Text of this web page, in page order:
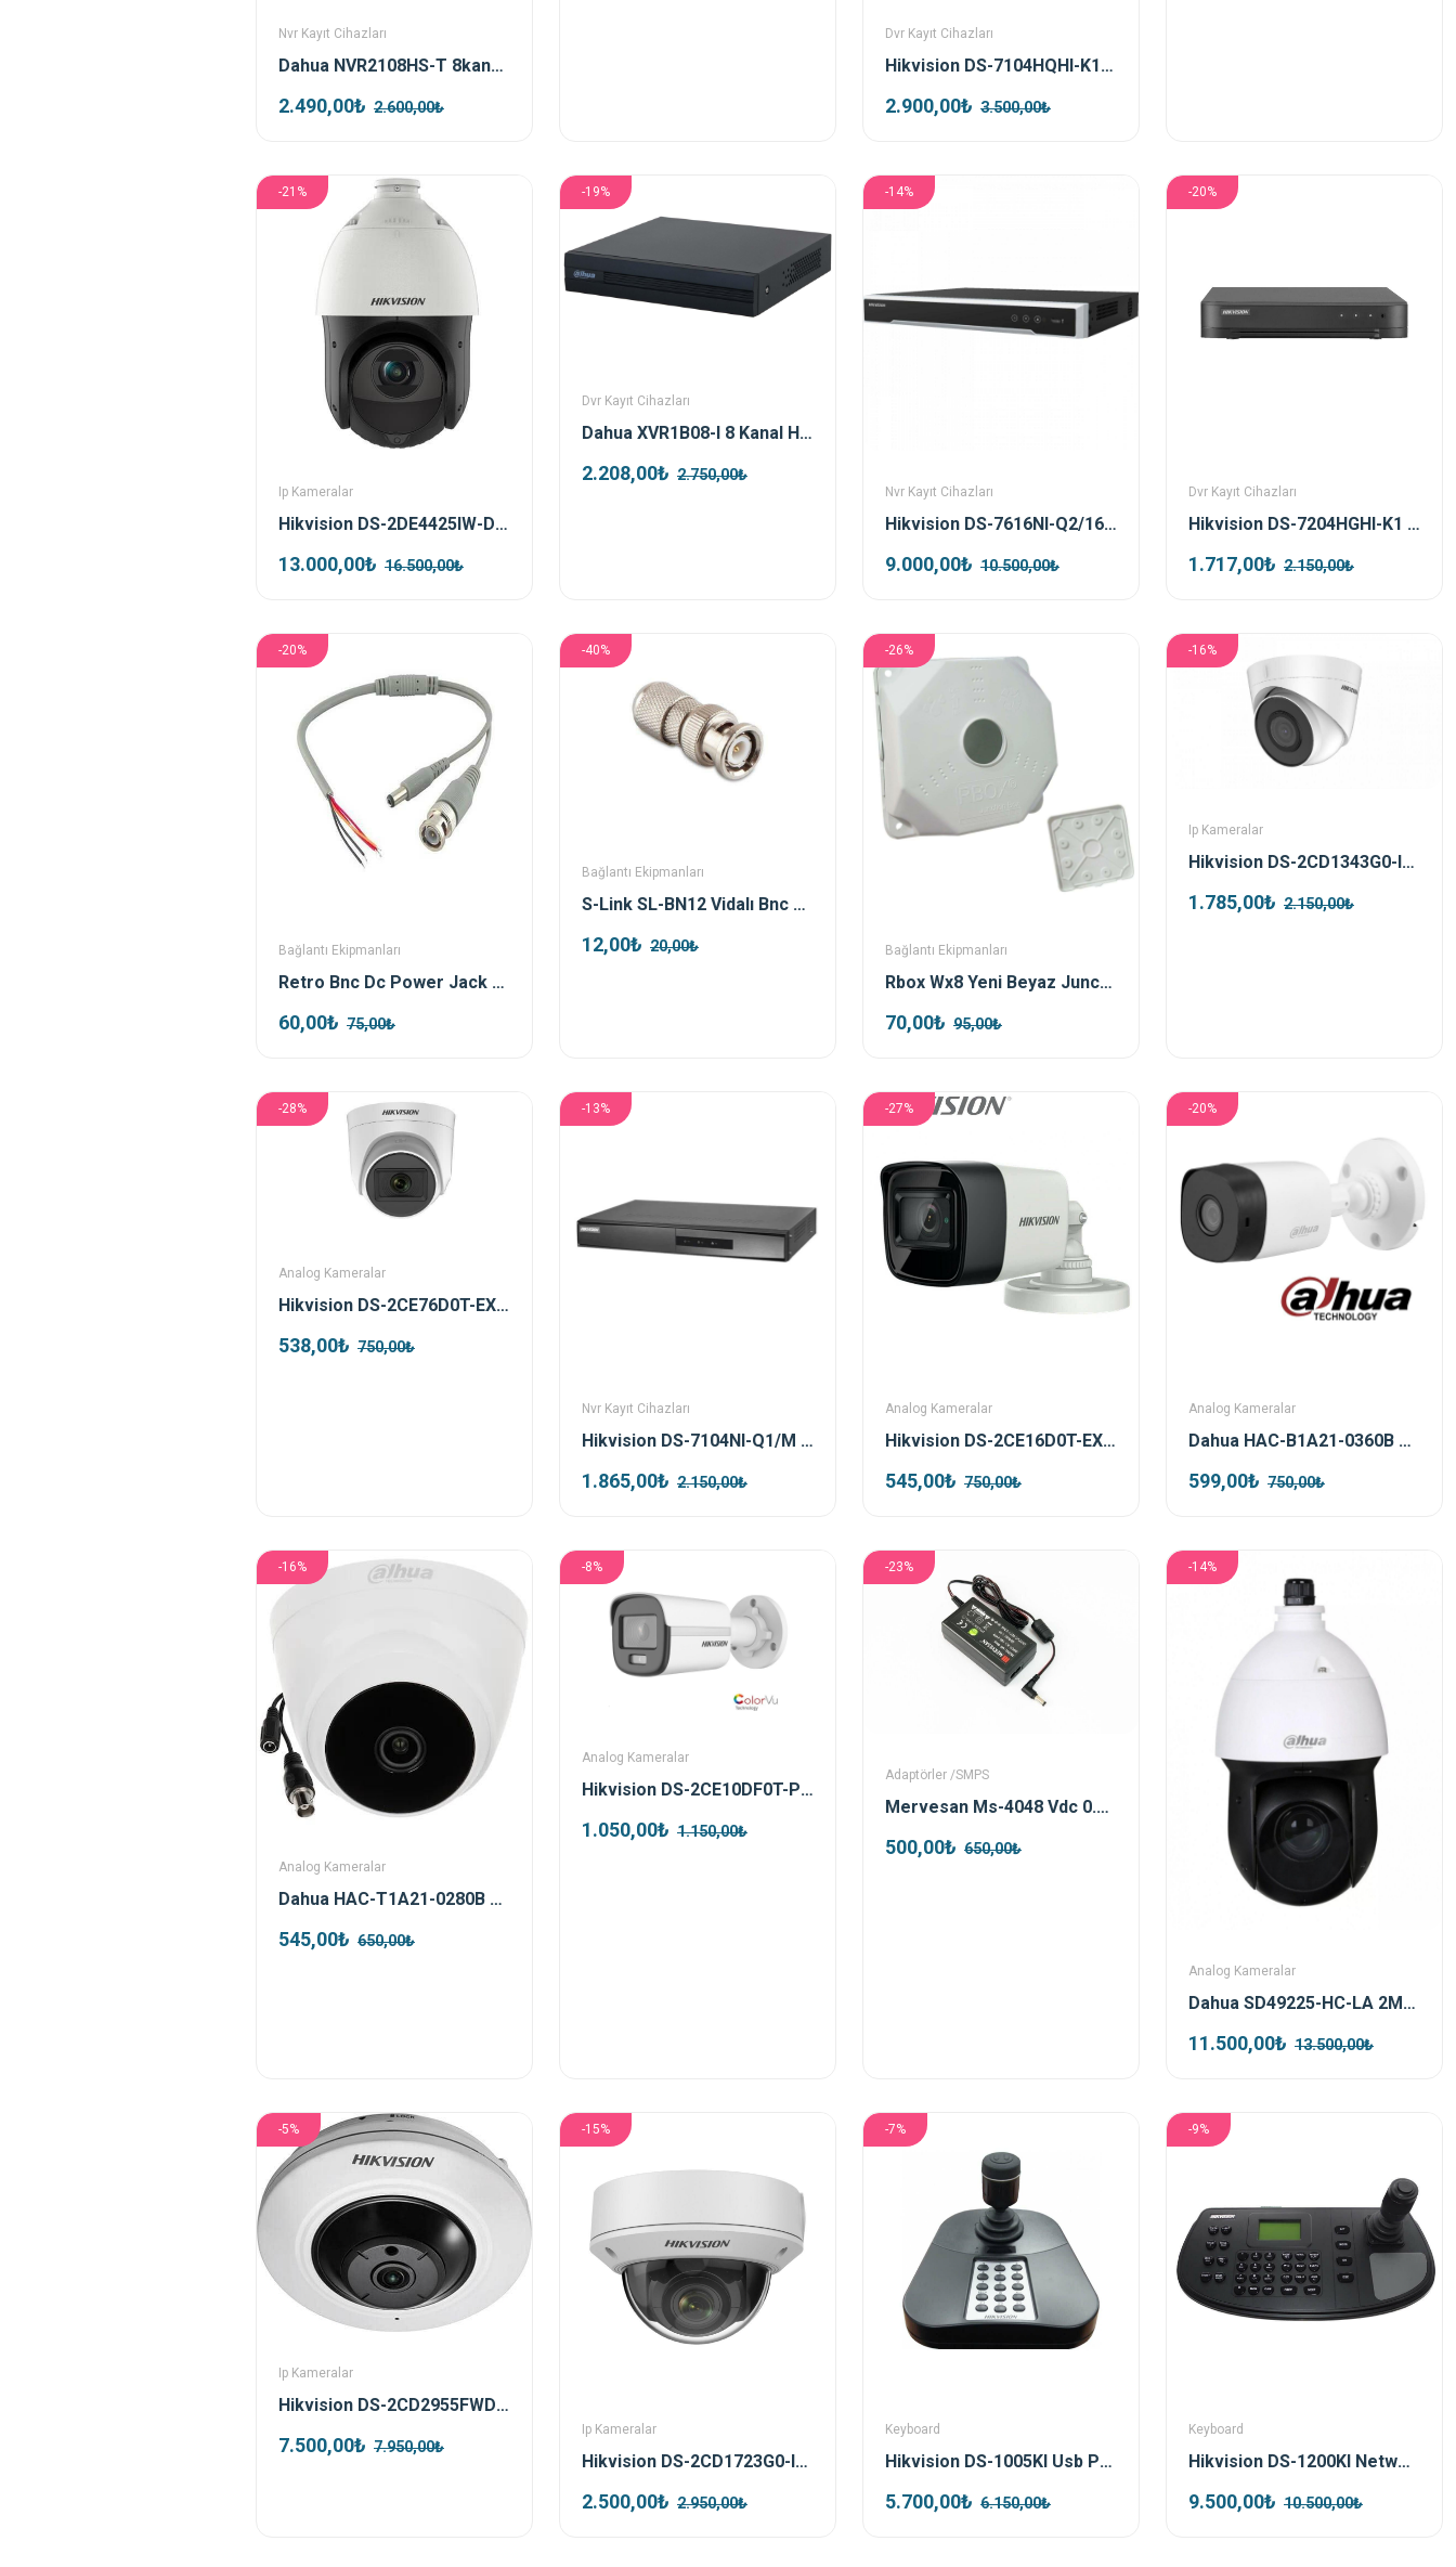
Nvr Kayıt Cihazları
Dahua NVR2108HS-T 8kanal Nvr Kayıt Cihazı
2.490,00₺ 2.600,00₺
Dvr Kayıt Cihazları
Hikvision DS-7104HQHI-K1 4 Port Hybrid Dvr Kayıt Cihazı
2.900,00₺ 3.500,00₺
-21%
Ip Kameralar
Hikvision DS-2DE4425IW-DE-T5 4 Mp 25x Ptz Ip Kamera
13.000,00₺ 16.500,00₺
-19%
Dvr Kayıt Cihazları
Dahua XVR1B08-I 8 Kanal HDCVI XVR Kayıt Cihazı
2.208,00₺ 2.750,00₺
-14%
Nvr Kayıt Cihazları
Hikvision DS-7616NI-Q2/16P 16 Port Poe Nvr Kayıt Cihazı
9.000,00₺ 10.500,00₺
-20%
Dvr Kayıt Cihazları
Hikvision DS-7204HGHI-K1 4 Kanal Hibrit Dvr Kayıt Cihazı
1.717,00₺ 2.150,00₺
-20%
Bağlantı Ekipmanları
Retro Bnc Dc Power Jack Kablolu
60,00₺ 75,00₺
-40%
Bağlantı Ekipmanları
S-Link SL-BN12 Vidalı Bnc Konnektör
12,00₺ 20,00₺
-26%
Bağlantı Ekipmanları
Rbox Wx8 Yeni Beyaz Junction Outdoor Box + Taban Dahil
70,00₺ 95,00₺
-16%
Ip Kameralar
Hikvision DS-2CD1343G0-IUF 4mp 2.8mm Ip Kamera
1.785,00₺ 2.150,00₺
-28%
Analog Kameralar
Hikvision DS-2CE76D0T-EXIPF TVI 2mp 2.8mm Ir Dome Kamera
538,00₺ 750,00₺
-13%
Nvr Kayıt Cihazları
Hikvision DS-7104NI-Q1/M 4 Kanal Nvr Kayıt Cihazı
1.865,00₺ 2.150,00₺
-27%
Analog Kameralar
Hikvision DS-2CE16D0T-EXIPF TVI 2mp 2.8mm Bullet Kamera
545,00₺ 750,00₺
-20%
Analog Kameralar
Dahua HAC-B1A21-0360B 2mp HDCVI Bullet Kamera
599,00₺ 750,00₺
-16%
Analog Kameralar
Dahua HAC-T1A21-0280B 2mp HDCVI Dome Kamera
545,00₺ 650,00₺
-8%
Analog Kameralar
Hikvision DS-2CE10DF0T-PF TVI 2mp 3.6mm Colorvu Bullet Kamera
1.050,00₺ 1.150,00₺
-23%
Adaptörler /SMPS
Mervesan Ms-4048 Vdc 0.83a 40w Smps Adaptör
500,00₺ 650,00₺
-14%
Analog Kameralar
Dahua SD49225-HC-LA 2MP Starlight PTZ HDCVI Kamera
11.500,00₺ 13.500,00₺
-5%
Ip Kameralar
Hikvision DS-2CD2955FWD-IS 5mp 1.05 Mm Fisheye Ip Kamera
7.500,00₺ 7.950,00₺
-15%
Ip Kameralar
Hikvision DS-2CD1723G0-IZS 2mp 2.8-12 Mm Varifocal Ip Dome Kamera
2.500,00₺ 2.950,00₺
-7%
Keyboard
Hikvision DS-1005KI Usb PTZ Kontrol Klavyesi
5.700,00₺ 6.150,00₺
-9%
Keyboard
Hikvision DS-1200KI Network Kontrol Klavyesi
9.500,00₺ 10.500,00₺